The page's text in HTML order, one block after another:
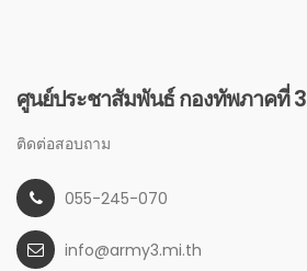
ศูนย์ประชาสัมพันธ์ กองทัพภาคที่ 3
ติดต่อสอบถาม
055-245-070
info@army3.mi.th